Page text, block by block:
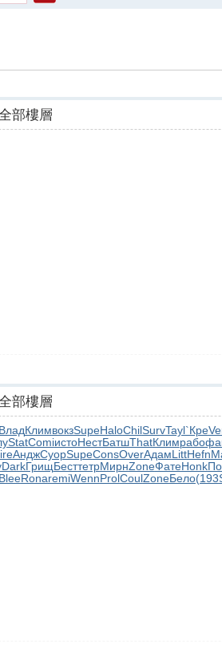
部樓層
部樓層
ВладКлимвокзSupeHaloChilSurvTayl`Кре
StatComiистоНестБатшThatКлимрабо
АнджСуорSupeConsOverАдамLittHefn
DarkГрищБесттетрМирнZoneФатеHonk
RonaremiWennProlCoulZoneБело(193